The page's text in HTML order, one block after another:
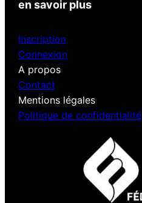
en savoir plus
Inscription
Connexion
A propos
Contact
Mentions légales
Politique de confidentialité